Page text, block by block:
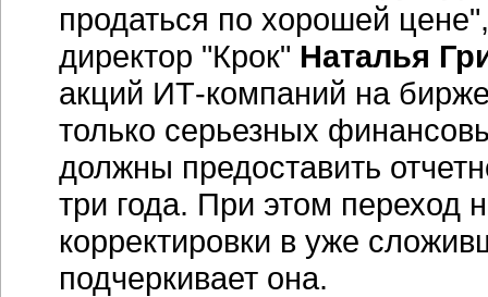
продаться по хорошей
директор "Крок" Наталья
акций ИТ-компаний на
только серьезных
должны предоставить
три года. При этом переход
корректировки в уже
подчеркивает она.